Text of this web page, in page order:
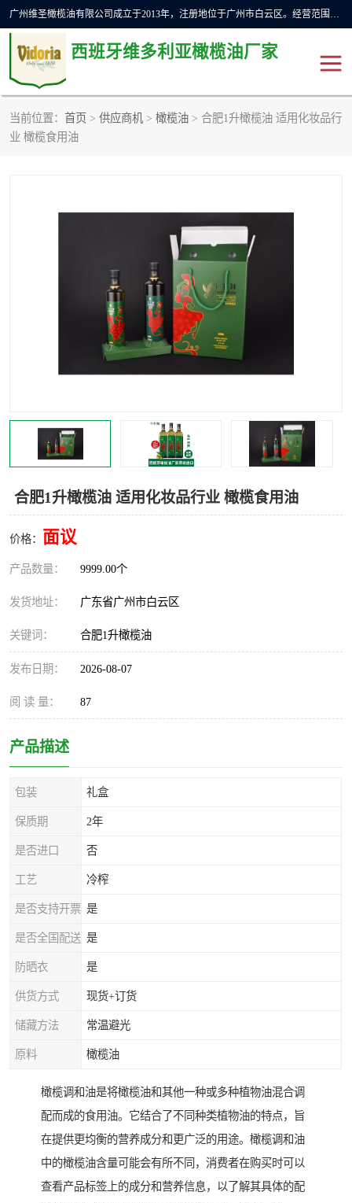
广州维圣橄榄油有限公司成立于2013年，注册地位于广州市白云区。经营范围包括饲料原料销售;畜牧渔业饲料销售;化妆品批发;贸易经纪;食品进出口等，主要产品有：橄榄果渣油，橄榄油，纯橄榄油等。
西班牙维多利亚橄榄油厂家
当前位置： 首页 > 供应商机 > 橄榄油 > 合肥1升橄榄油 适用化妆品行
业 橄榄食用油
合肥1升橄榄油 适用化妆品行业 橄榄食用油
价格： 面议
产品数量： 9999.00个
发货地址： 广东省广州市白云区
关键词： 合肥1升橄榄油
发布日期： 2026-08-07
阅 读 量： 87
产品描述
包装 礼盒
保质期 2年
是否进口 否
工艺 冷榨
是否支持开票 是
是否全国配送 是
防晒衣 是
供货方式 现货+订货
储藏方法 常温避光
原料 橄榄油
橄榄调和油是将橄榄油和其他一种或多种植物油混合调
配而成的食用油。它结合了不同种类植物油的特点，旨
在提供更均衡的营养成分和更广泛的用途。橄榄调和油
中的橄榄油含量可能会有所不同，消费者在购买时可以
查看产品标签上的成分和营养信息，以了解其具体的配
橄榄油
橄榄果渣油 精炼橄榄油